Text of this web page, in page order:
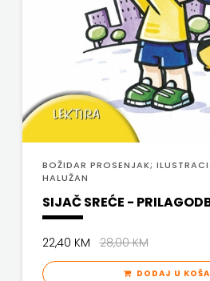
Company
GLUTEN
FREE
V.B.Z.
VERBUM
BOŽIDAR PROSENJAK;
HALUŽAN
SIJAČ SREĆE -
22,40 KM28,00 KM
DODAJ U